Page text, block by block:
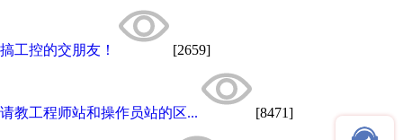
搞工控的交朋友！ [2659]
请教工程师站和操作员站的区... [8471]